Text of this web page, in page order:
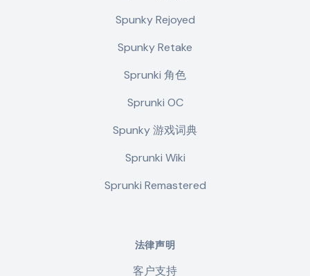
Spunky Rejoyed
Spunky Retake
Sprunki 角色
Sprunki OC
Spunky 游戏词典
Sprunki Wiki
Sprunki Remastered
法律声明
客户支持